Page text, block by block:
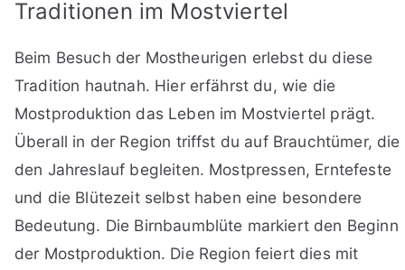
Traditionen im Mostviertel
Beim Besuch der Mostheurigen erlebst du diese
Tradition hautnah. Hier erfährst du, wie die
Mostproduktion das Leben im Mostviertel prägt.
Überall in der Region triffst du auf Brauchtümer, die
den Jahreslauf begleiten. Mostpressen, Erntefeste
und die Blütezeit selbst haben eine besondere
Bedeutung. Die Birnbaumblüte markiert den Beginn
der Mostproduktion. Die Region feiert dies mit